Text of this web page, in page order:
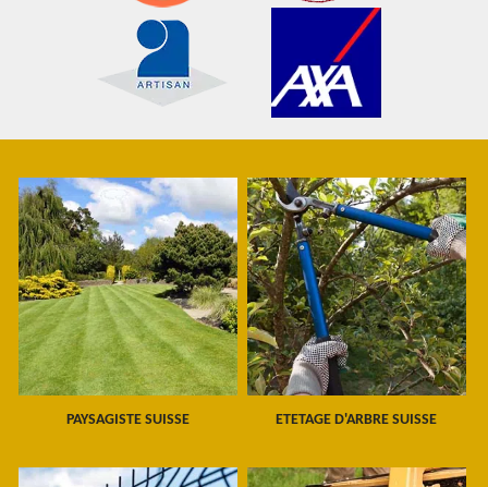
PAYSAGISTE SUISSE ETETAGE D'ARBRE SUISSE